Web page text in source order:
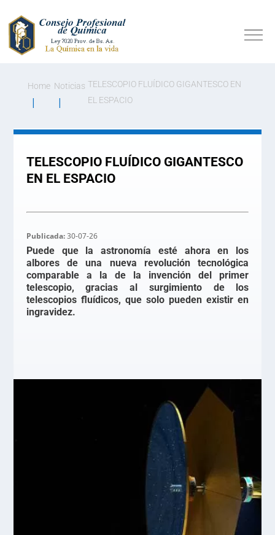
Home Noticias TELESCOPIO FLUÍDICO GIGANTESCO EN
EL ESPACIO
TELESCOPIO FLUÍDICO GIGANTESCO
EN EL ESPACIO
Publicada:30-07-26
Puede que la astronomía esté ahora en los
albores de una nueva revolución tecnológica
comparable a la de la invención del primer
telescopio, gracias al surgimiento de los
telescopios fluídicos, que solo pueden existir en
ingravidez.